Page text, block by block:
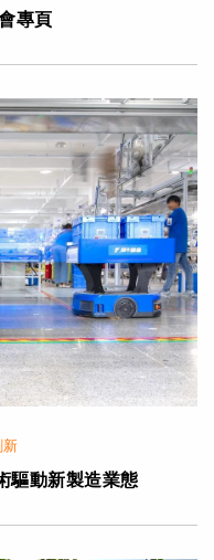
專頁
新
驅動新製造業態